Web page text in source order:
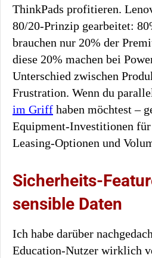
ThinkPads profitieren.
80/20-Prinzip gearbeitet:
brauchen nur 20% der
diese 20% machen bei
Unterschied zwischen
Frustration. Wenn du
im Griff haben möchtest –
Equipment-Investitionen
Leasing-Optionen und
Sicherheits-
sensible Daten
Ich habe darüber
Education-Nutzer wirklich